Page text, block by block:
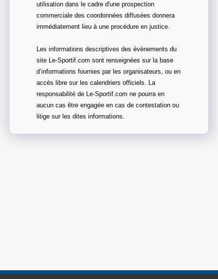
utilisation dans le cadre d'une prospection
commerciale des coordonnées diffusées donnera
immédiatement lieu à une procédure en justice.
Les informations descriptives des évènements du
site Le-Sportif.com sont renseignées sur la base
d’informations fournies par les organisateurs, ou en
accès libre sur les calendriers officiels. La
responsabilité de Le-Sportif.com ne pourra en
aucun cas être engagée en cas de contestation ou
litige sur les dites informations.